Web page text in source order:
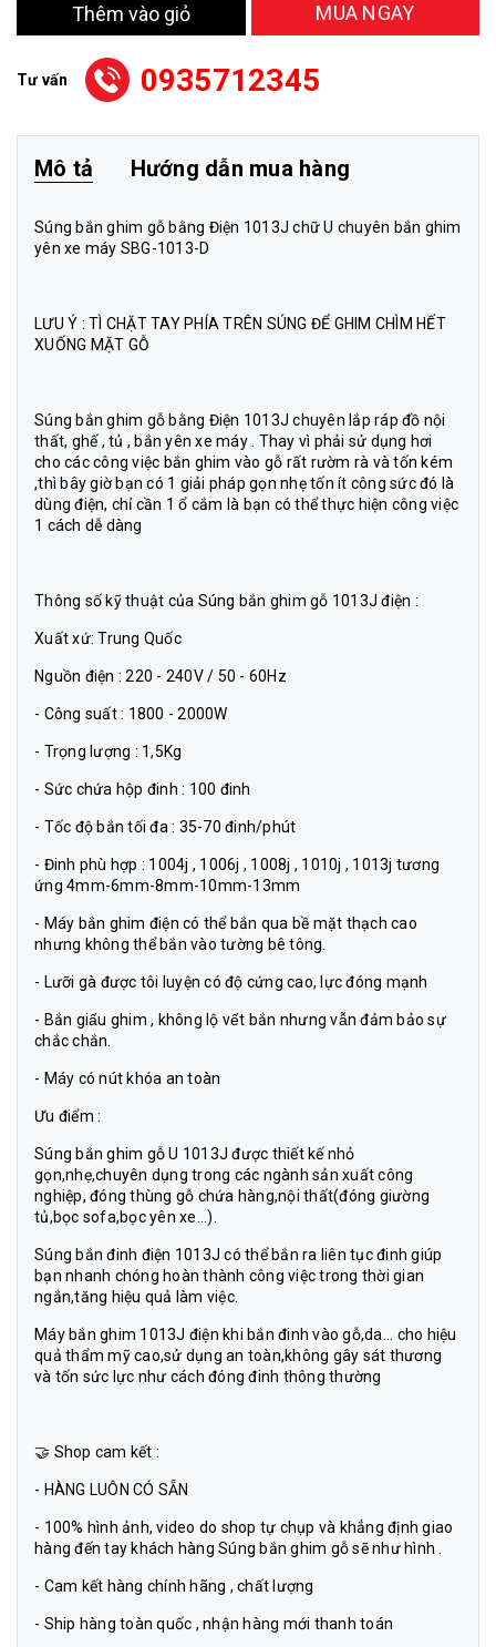
Thêm vào giỏ MUA NGAY
Tư vấn 0935712345
Mô tả Hướng dẫn mua hàng
Súng bắn ghim gỗ bằng Điện 1013J chữ U chuyên bắn ghim
yên xe máy SBG-1013-D
LƯU Ý : TÌ CHẶT TAY PHÍA TRÊN SÚNG ĐỂ GHIM CHÌM HẾT
XUỐNG MẶT GỖ
Súng bắn ghim gỗ bằng Điện 1013J chuyên lắp ráp đồ nội
thất, ghế , tủ , bắn yên xe máy . Thay vì phải sử dụng hơi
cho các công việc bắn ghim vào gỗ rất rườm rà và tốn kém
,thì bây giờ bạn có 1 giải pháp gọn nhẹ tốn ít công sức đó là
dùng điện, chỉ cần 1 ổ cắm là bạn có thể thực hiện công việc
1 cách dễ dàng
Thông số kỹ thuật của Súng bắn ghim gỗ 1013J điện :
Xuất xứ: Trung Quốc
Nguồn điện : 220 - 240V / 50 - 60Hz
- Công suất : 1800 - 2000W
- Trọng lượng : 1,5Kg
- Sức chứa hộp đinh : 100 đinh
- Tốc độ bắn tối đa : 35-70 đinh/phút
- Đinh phù hợp : 1004j , 1006j , 1008j , 1010j , 1013j tương
ứng 4mm-6mm-8mm-10mm-13mm
- Máy bắn ghim điện có thể bắn qua bề mặt thạch cao
nhưng không thể bắn vào tường bê tông.
- Lưỡi gà được tôi luyện có độ cứng cao, lực đóng mạnh
- Bắn giấu ghim , không lộ vết bắn nhưng vẫn đảm bảo sự
chắc chắn.
- Máy có nút khóa an toàn
Ưu điểm :
Súng bắn ghim gỗ U 1013J được thiết kế nhỏ
gọn,nhẹ,chuyên dụng trong các ngành sản xuất công
nghiệp, đóng thùng gỗ chứa hàng,nội thất(đóng giường
tủ,bọc sofa,bọc yên xe...).
Súng bắn đinh điện 1013J có thể bắn ra liên tục đinh giúp
bạn nhanh chóng hoàn thành công việc trong thời gian
ngắn,tăng hiệu quả làm việc.
Máy bắn ghim 1013J điện khi bắn đinh vào gỗ,da... cho hiệu
quả thẩm mỹ cao,sử dụng an toàn,không gây sát thương
và tốn sức lực như cách đóng đinh thông thường
🤝 Shop cam kết :
- HÀNG LUÔN CÓ SẴN
- 100% hình ảnh, video do shop tự chụp và khẳng định giao
hàng đến tay khách hàng Súng bắn ghim gỗ sẽ như hình .
- Cam kết hàng chính hãng , chất lượng
- Ship hàng toàn quốc , nhận hàng mới thanh toán